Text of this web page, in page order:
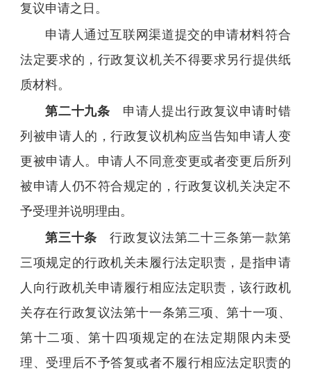
复议申请之日。
申请人通过互联网渠道提交的申请材料符合
法定要求的，行政复议机关不得要求另行提供纸
质材料。
第二十九条 申请人提出行政复议申请时错
列被申请人的，行政复议机构应当告知申请人变
更被申请人。申请人不同意变更或者变更后所列
被申请人仍不符合规定的，行政复议机关决定不
予受理并说明理由。
第三十条 行政复议法第二十三条第一款第
三项规定的行政机关未履行法定职责，是指申请
人向行政机关申请履行相应法定职责，该行政机
关存在行政复议法第十一条第三项、第十一项、
第十二项、第十四项规定的在法定期限内未受
理、受理后不予答复或者不履行相应法定职责的